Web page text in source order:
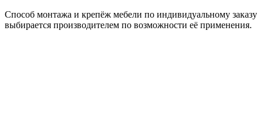
Способ монтажа и крепёж мебели по индивидуальному заказу
выбирается производителем по возможности её применения.